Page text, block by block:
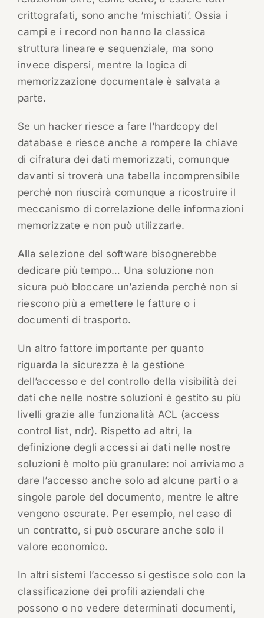
crittografati, sono anche ‘mischiati’. Ossia i
campi e i record non hanno la classica
struttura lineare e sequenziale, ma sono
invece dispersi, mentre la logica di
memorizzazione documentale è salvata a
parte.
Se un hacker riesce a fare l’hardcopy del
database e riesce anche a rompere la chiave
di cifratura dei dati memorizzati, comunque
davanti si troverà una tabella incomprensibile
perché non riuscirà comunque a ricostruire il
meccanismo di correlazione delle informazioni
memorizzate e non può utilizzarle.
Alla selezione del software bisognerebbe
dedicare più tempo… Una soluzione non
sicura può bloccare un’azienda perché non si
riescono più a emettere le fatture o i
documenti di trasporto.
Un altro fattore importante per quanto
riguarda la sicurezza è la gestione
dell’accesso e del controllo della visibilità dei
dati che nelle nostre soluzioni è gestito su più
livelli grazie alle funzionalità ACL (access
control list, ndr). Rispetto ad altri, la
definizione degli accessi ai dati nelle nostre
soluzioni è molto più granulare: noi arriviamo a
dare l’accesso anche solo ad alcune parti o a
singole parole del documento, mentre le altre
vengono oscurate. Per esempio, nel caso di
un contratto, si può oscurare anche solo il
valore economico.
In altri sistemi l’accesso si gestisce solo con la
classificazione dei profili aziendali che
possono o no vedere determinati documenti,